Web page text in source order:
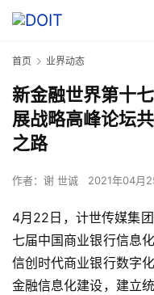
首页 业界动态
新金融世界第十
展战略高峰论坛
之路
作者： 谢 世诚 2021年04月
4月22日，计世传媒集
七届中国商业银行信息
信创时代商业银行数字
金融信息化建设，建立